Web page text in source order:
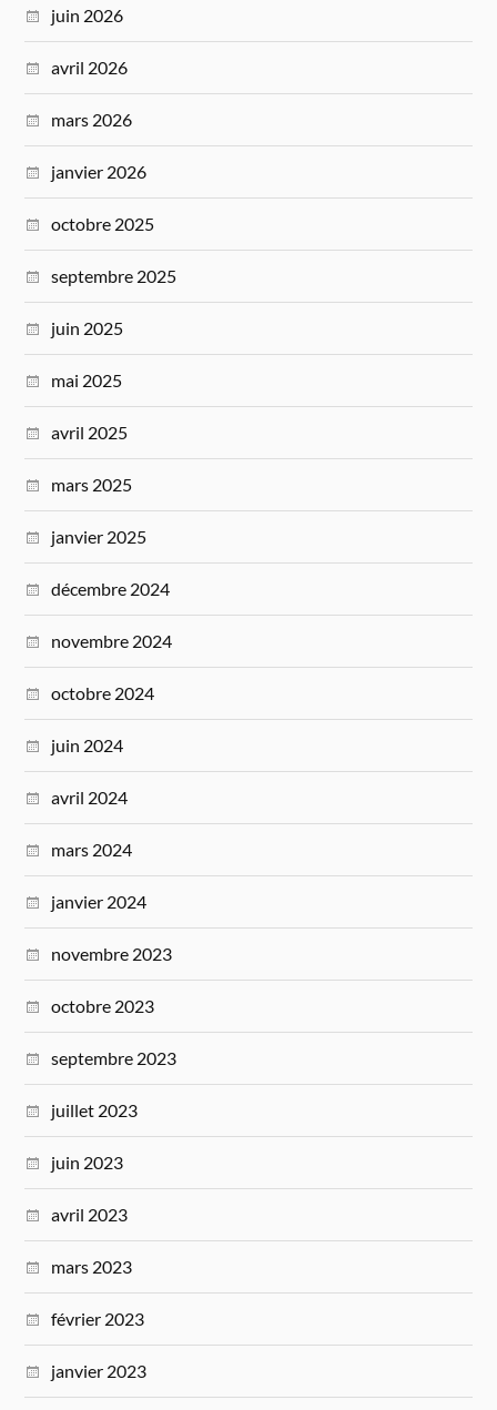
juin 2026
avril 2026
mars 2026
janvier 2026
octobre 2025
septembre 2025
juin 2025
mai 2025
avril 2025
mars 2025
janvier 2025
décembre 2024
novembre 2024
octobre 2024
juin 2024
avril 2024
mars 2024
janvier 2024
novembre 2023
octobre 2023
septembre 2023
juillet 2023
juin 2023
avril 2023
mars 2023
février 2023
janvier 2023